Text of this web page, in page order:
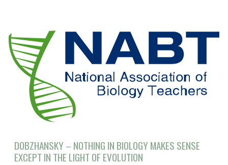
DOBZHANSKY – NOTHING IN BIOLOGY MAKES SENSE
EXCEPT IN THE LIGHT OF EVOLUTION